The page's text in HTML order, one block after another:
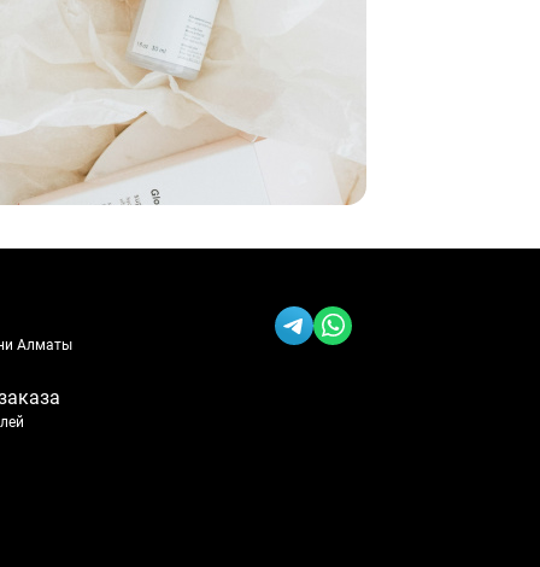
Алматы